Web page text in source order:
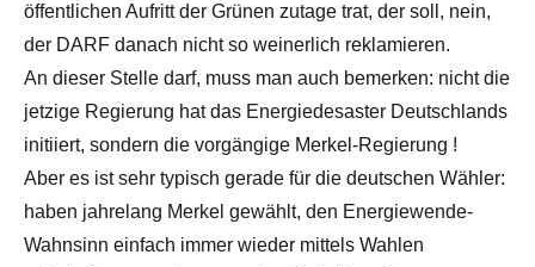
öffentlichen Aufritt der Grünen zutage trat, der soll, nein,
der DARF danach nicht so weinerlich reklamieren.
An dieser Stelle darf, muss man auch bemerken: nicht die
jetzige Regierung hat das Energiedesaster Deutschlands
initiiert, sondern die vorgängige Merkel-Regierung !
Aber es ist sehr typisch gerade für die deutschen Wähler:
haben jahrelang Merkel gewählt, den Energiewende-
Wahnsinn einfach immer wieder mittels Wahlen